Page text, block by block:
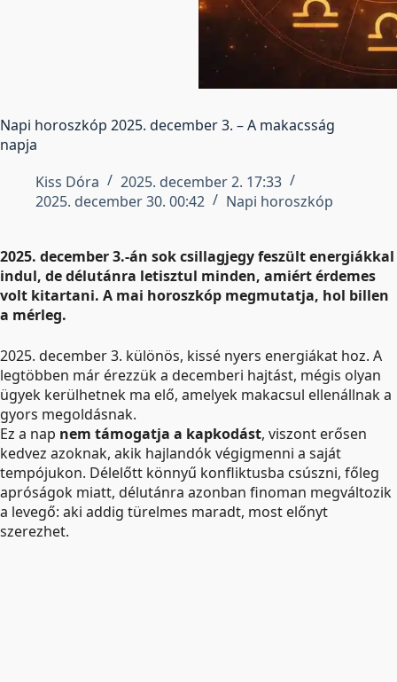
Napi horoszkóp 2025. december 3. – A makacsság
napja
Kiss Dóra
2025. december 2. 17:33
2025. december 30. 00:42
Napi horoszkóp
2025. december 3.-án sok csillagjegy feszült energiákkal
indul, de délutánra letisztul minden, amiért érdemes
volt kitartani. A mai horoszkóp megmutatja, hol billen
a mérleg.
2025. december 3. különös, kissé nyers energiákat hoz. A
legtöbben már érezzük a decemberi hajtást, mégis olyan
ügyek kerülhetnek ma elő, amelyek makacsul ellenállnak a
gyors megoldásnak.
Ez a nap nem támogatja a kapkodást, viszont erősen
kedvez azoknak, akik hajlandók végigmenni a saját
tempójukon. Délelőtt könnyű konfliktusba csúszni, főleg
apróságok miatt, délutánra azonban finoman megváltozik
a levegő: aki addig türelmes maradt, most előnyt
szerezhet.